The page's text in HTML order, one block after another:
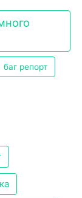
баг репорт